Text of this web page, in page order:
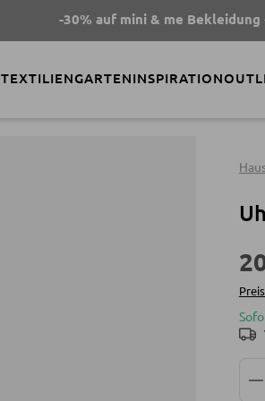
-30% auf mini & me Bekleidung- Code
TEXTILIENGARTENINSPIRATION